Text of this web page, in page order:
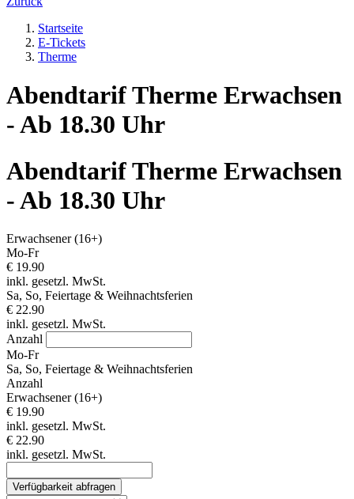
Startseite
E-Tickets
Therme
Abendtarif Therme Erwachsen
- Ab 18.30 Uhr
Abendtarif Therme Erwachsen
- Ab 18.30 Uhr
Erwachsener (16+)
Mo-Fr
€ 19.90
inkl. gesetzl. MwSt.
Sa, So, Feiertage & Weihnachtsferien
€ 22.90
inkl. gesetzl. MwSt.
Anzahl
Mo-Fr
Sa, So, Feiertage & Weihnachtsferien
Anzahl
Erwachsener (16+)
€ 19.90
inkl. gesetzl. MwSt.
€ 22.90
inkl. gesetzl. MwSt.
Verfügbarkeit abfragen